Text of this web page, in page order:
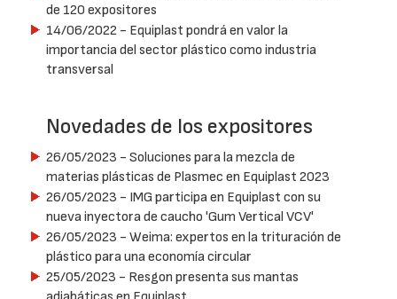
de 120 expositores
14/06/2022 - Equiplast pondrá en valor la
importancia del sector plástico como industria
transversal
Novedades de los expositores
26/05/2023 - Soluciones para la mezcla de
materias plásticas de Plasmec en Equiplast 2023
26/05/2023 - IMG participa en Equiplast con su
nueva inyectora de caucho 'Gum Vertical VCV'
26/05/2023 - Weima: expertos en la trituración de
plástico para una economía circular
25/05/2023 - Resgon presenta sus mantas